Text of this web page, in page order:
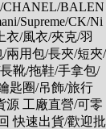
CHANEL/BALEN
Supreme/CK/Ni
衣/風衣/夾克/羽
兩用包/長夾/短夾/
靴/拖鞋/手拿包/
匙圈/吊飾/旅行
源 工廠直營/可零
快速出貨/歡迎批